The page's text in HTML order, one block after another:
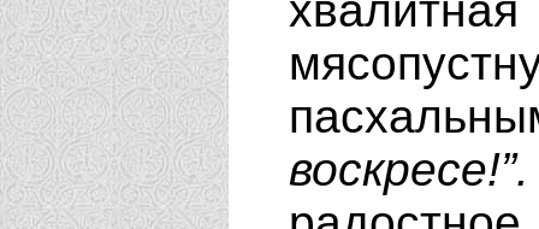
воскресе!”.